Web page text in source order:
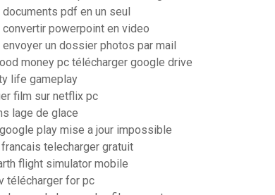
pdf en un seul
convertir powerpoint en video
envoyer un dossier photos par mail
money pc télécharger google drive
life gameplay
film sur netflix pc
lage de glace
play mise a jour impossible
telecharger gratuit
flight simulator mobile
télécharger for pc